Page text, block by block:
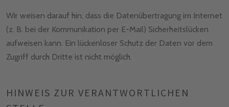
Wir weisen darauf hin, dass die Datenübertragung im Internet
(z. B. bei der Kommunikation per E-Mail) Sicherheitslücken
aufweisen kann. Ein lückenloser Schutz der Daten vor dem
Zugriff durch Dritte ist nicht möglich.
HINWEIS ZUR VERANTWORTLICHEN